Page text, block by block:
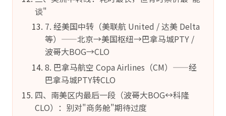
谈"
7. 经美国中转（美联航 United / 达美 Delta
等）——北京→美国枢纽→巴拿马城PTY /
波哥大BOG→CLO
8. 巴拿马航空 Copa Airlines（CM）——经
巴拿马城PTY转CLO
四、南美区内最后一段（波哥大BOG↔科隆
CLO）：别对"商务舱"期待过度